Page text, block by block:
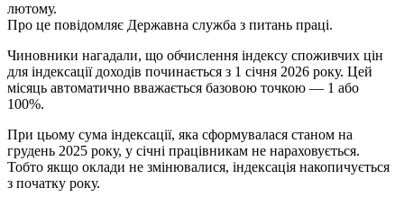
лютому.
Про це повідомляє Державна служба з питань праці.
Чиновники нагадали, що обчислення індексу споживчих цін
для індексації доходів починається з 1 січня 2026 року. Цей
місяць автоматично вважається базовою точкою — 1 або
100%.
При цьому сума індексації, яка сформувалася станом на
грудень 2025 року, у січні працівникам не нараховується.
Тобто якщо оклади не змінювалися, індексація накопичується
з початку року.